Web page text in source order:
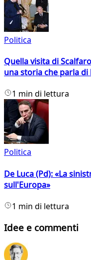
Politica
Quella visita di
una storia che parla di
1 min di lettura
Politica
De Luca (Pd): «La
sull'Europa»
1 min di lettura
Idee e commenti